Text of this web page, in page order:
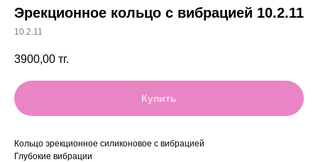
Эрекционное кольцо с вибрацией 10.2.11
10.2.11
3900,00 тг.
Купить
Кольцо эрекционное силиконовое с вибрацией
Глубокие вибрации